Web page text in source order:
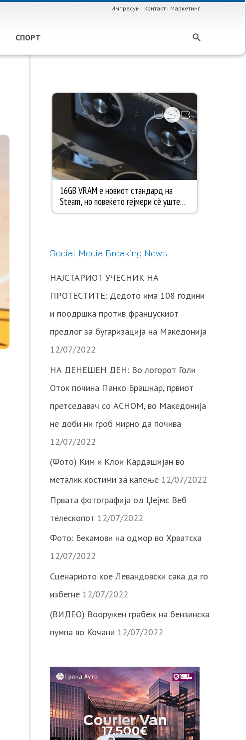
Импресум|Контакт|Маркетинг
СПОРТ
Social Media Breaking News
НАЈСТАРИОТ УЧЕСНИК НА
ПРОТЕСТИТЕ: Дедото има 108 години
и поодршка против францускиот
предлог за бугаризација на Македонија
12/07/2022
НА ДЕНЕШЕН ДЕН: Во логорот Голи
Оток почина Панко Брашнар, првиот
претседавач со АСНОМ, во Македонија
не доби ни гроб мирно да почива
12/07/2022
(Фото) Ким и Клои Кардашијан во
металик костими за капење 12/07/2022
Првата фотографија од Џејмс Веб
телескопот 12/07/2022
Фото: Бекамови на одмор во Хрватска
12/07/2022
Сценариото кое Левандовски сака да го
избегне 12/07/2022
(ВИДЕО) Вооружен грабеж на бензинска
пумпа во Кочани 12/07/2022